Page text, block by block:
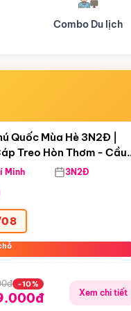
Tour Doanh Nghiệp
14:43:17
Treo Hòn Thơm
Quốc Mùa Hè 3N2Đ |
Treo Hòn Thơm - Cầu
Viên Nước Aquatopia
Minh 3N2Đ
-10%
Xem chi tiết